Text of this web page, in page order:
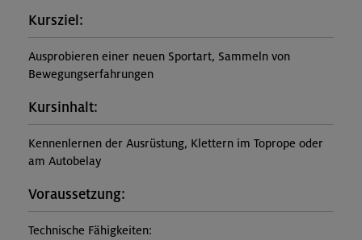
Kursziel:
Ausprobieren einer neuen Sportart, Sammeln von
Bewegungserfahrungen
Kursinhalt:
Kennenlernen der Ausrüstung, Klettern im Toprope oder
am Autobelay
Voraussetzung:
Technische Fähigkeiten: